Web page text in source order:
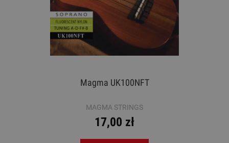
Magma UK100NFT
MAGMA STRINGS
17,00 zł